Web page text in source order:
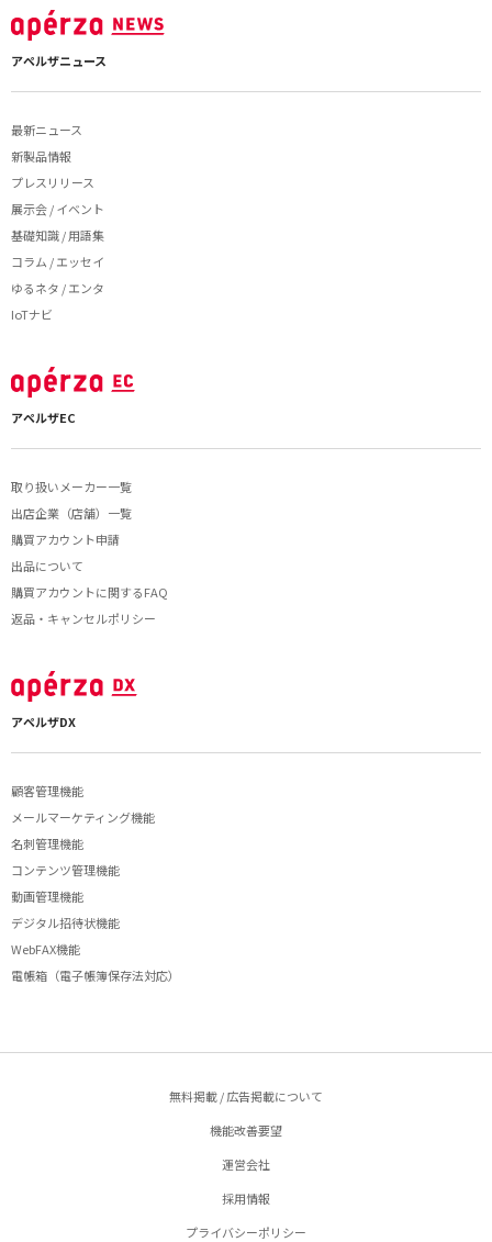
アペルザニュース
最新ニュース
新製品情報
プレスリリース
展示会 / イベント
基礎知識 / 用語集
コラム / エッセイ
ゆるネタ / エンタ
IoTナビ
アペルザEC
取り扱いメーカー一覧
出店企業（店舗）一覧
購買アカウント申請
出品について
購買アカウントに関するFAQ
返品・キャンセルポリシー
アペルザDX
顧客管理機能
メールマーケティング機能
名刺管理機能
コンテンツ管理機能
動画管理機能
デジタル招待状機能
WebFAX機能
電帳箱（電子帳簿保存法対応）
無料掲載 / 広告掲載について
機能改善要望
運営会社
採用情報
プライバシーポリシー